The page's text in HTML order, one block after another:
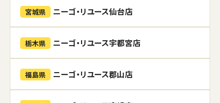
宮城県 ニーゴ・リユース仙台店
栃木県 ニーゴ・リユース宇都宮店
福島県 ニーゴ・リユース郡山店